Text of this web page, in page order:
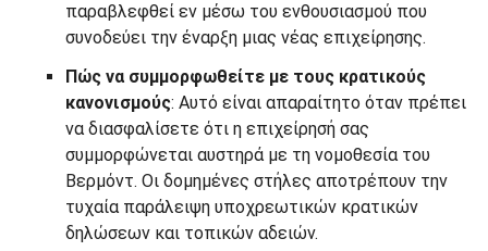
παραβλεφθεί εν μέσω του ενθουσιασμού που
συνοδεύει την έναρξη μιας νέας επιχείρησης.
Πώς να συμμορφωθείτε με τους κρατικούς
κανονισμούς: Αυτό είναι απαραίτητο όταν πρέπει
να διασφαλίσετε ότι η επιχείρησή σας
συμμορφώνεται αυστηρά με τη νομοθεσία του
Βερμόντ. Οι δομημένες στήλες αποτρέπουν την
τυχαία παράλειψη υποχρεωτικών κρατικών
δηλώσεων και τοπικών αδειών.